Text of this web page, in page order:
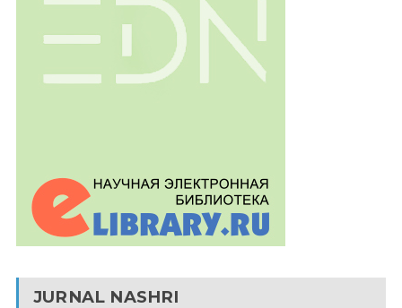
JURNAL NASHRI